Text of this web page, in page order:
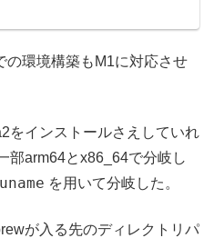
の環境構築もM1に対応させ
をインストールさえしていれ
部arm64とx86_64で分岐し
uname を用いて分岐した。
が入る先のディレクトリパ